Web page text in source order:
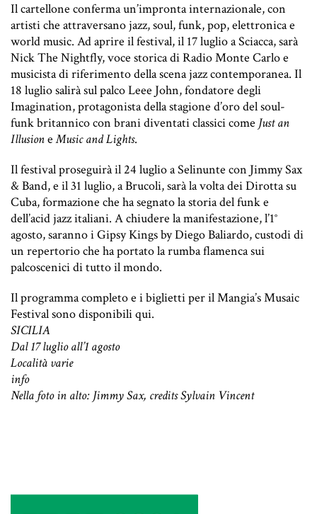
Il cartellone conferma un’impronta internazionale, con
artisti che attraversano jazz, soul, funk, pop, elettronica e
world music. Ad aprire il festival, il 17 luglio a Sciacca, sarà
Nick The Nightfly, voce storica di Radio Monte Carlo e
musicista di riferimento della scena jazz contemporanea. Il
18 luglio salirà sul palco Leee John, fondatore degli
Imagination, protagonista della stagione d’oro del soul-
funk britannico con brani diventati classici come Just an
IllusioneMusic and Lights.
Il festival proseguirà il 24 luglio a Selinunte con Jimmy Sax
& Band, e il 31 luglio, a Brucoli, sarà la volta dei Dirotta su
Cuba, formazione che ha segnato la storia del funk e
dell’acid jazz italiani. A chiudere la manifestazione, l’1°
agosto, saranno i Gipsy Kings by Diego Baliardo, custodi di
un repertorio che ha portato la rumba flamenca sui
palcoscenici di tutto il mondo.
Il programma completo e i biglietti per il Mangia’s Musaic
Festival sono disponibiliqui.
SICILIA
Dal 17 luglio all’1 agosto
Località varie
info
Nella foto in alto: Jimmy Sax, credits Sylvain Vincent